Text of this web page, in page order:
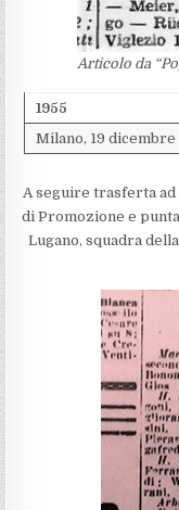
Articolo da
1955
Milano, 19 dicembre
A seguire trasferta
di Promozione e
Lugano, squadra